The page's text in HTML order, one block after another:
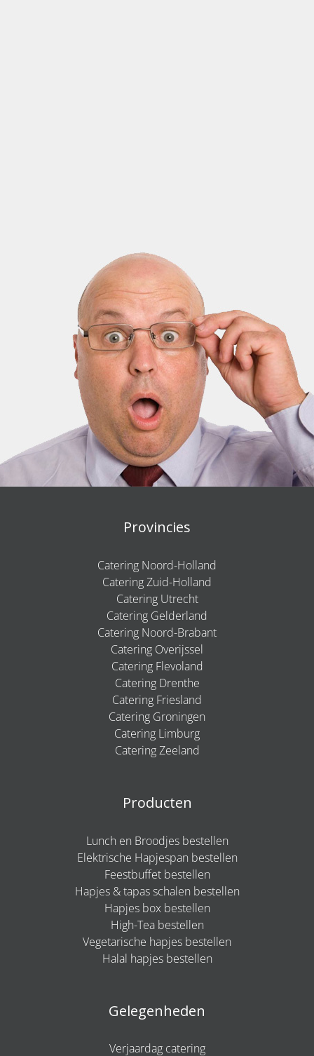
Provincies
Catering Noord-Holland
Catering Zuid-Holland
Catering Utrecht
Catering Gelderland
Catering Noord-Brabant
Catering Overijssel
Catering Flevoland
Catering Drenthe
Catering Friesland
Catering Groningen
Catering Limburg
Catering Zeeland
Producten
Lunch en Broodjes bestellen
Elektrische Hapjespan bestellen
Feestbuffet bestellen
Hapjes & tapas schalen bestellen
Hapjes box bestellen
High-Tea bestellen
Vegetarische hapjes bestellen
Halal hapjes bestellen
Gelegenheden
Verjaardag catering